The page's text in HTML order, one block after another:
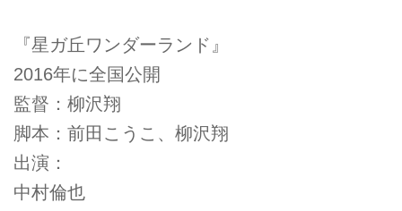
『星ガ丘ワンダーランド』
2016年に全国公開
監督：柳沢翔
脚本：前田こうこ、柳沢翔
出演：
中村倫也